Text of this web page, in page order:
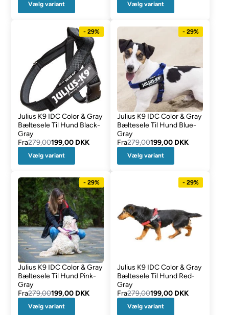
Vælg variant Vælg variant
- 29%
Julius K9 IDC Color & Gray
Bæltesele Til Hund Black-
Gray
Fra279,00199,00 DKK
Vælg variant
- 29%
Julius K9 IDC Color & Gray
Bæltesele Til Hund Blue-
Gray
Fra279,00199,00 DKK
Vælg variant
- 29%
Julius K9 IDC Color & Gray
Bæltesele Til Hund Pink-
Gray
Fra279,00199,00 DKK
Vælg variant
- 29%
Julius K9 IDC Color & Gray
Bæltesele Til Hund Red-
Gray
Fra279,00199,00 DKK
Vælg variant